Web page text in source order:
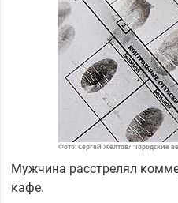
Фото: Сергей Желтов/ "Городские
Мужчина расстрелял
кафе.